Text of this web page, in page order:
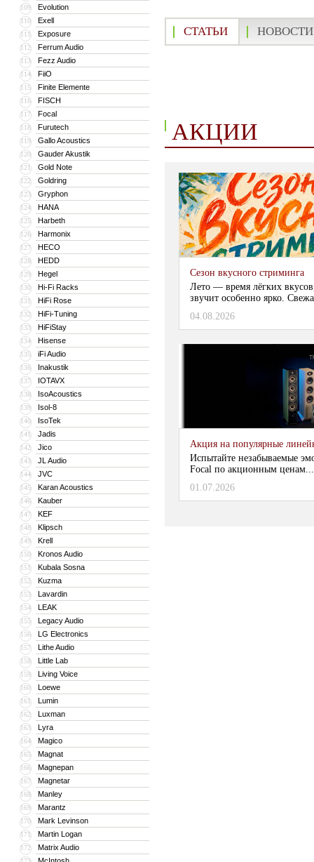
109 Evolution
110 Exell
111 Exposure
112 Ferrum Audio
113 Fezz Audio
114 FiiO
115 Finite Elemente
116 FISCH
117 Focal
118 Furutech
119 Gallo Acoustics
120 Gauder Akustik
121 Gold Note
122 Goldring
123 Gryphon
124 HANA
125 Harbeth
126 Harmonix
127 HECO
128 HEDD
129 Hegel
130 Hi-Fi Racks
131 HiFi Rose
132 HiFi-Tuning
133 HiFiStay
134 Hisense
135 iFi Audio
136 Inakustik
137 IOTAVX
138 IsoAcoustics
139 Isol-8
140 IsoTek
141 Jadis
142 Jico
143 JL Audio
144 JVC
145 Karan Acoustics
146 Kauber
147 KEF
148 Klipsch
149 Krell
150 Kronos Audio
151 Kubala Sosna
152 Kuzma
153 Lavardin
154 LEAK
155 Legacy Audio
156 LG Electronics
157 Lithe Audio
158 Little Lab
159 Living Voice
160 Loewe
161 Lumin
162 Luxman
163 Lyra
164 Magico
165 Magnat
166 Magnepan
167 Magnetar
168 Manley
169 Marantz
170 Mark Levinson
171 Martin Logan
172 Matrix Audio
СТАТЬИ НОВОСТИ
АКЦИИ
Сезон вкусного стриминга
Лето — время лёгких
звучит особенно ярко.
04.08.2026
Акция на популярные
Испытайте незабываемые
Focal по акционным
01.07.2026